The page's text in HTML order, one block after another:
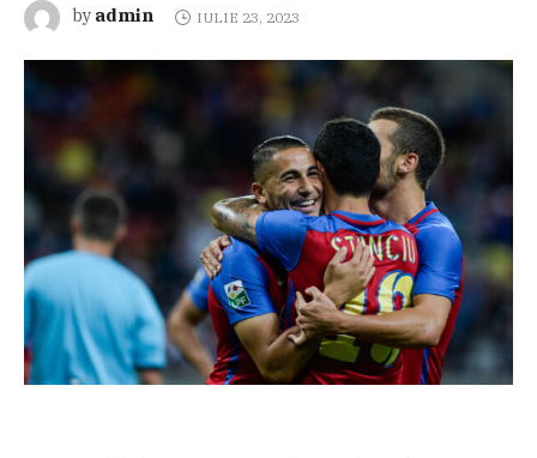
by admin IULIE 23, 2023